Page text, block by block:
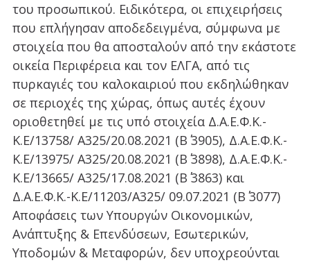
του προσωπικού. Ειδικότερα, οι επιχειρήσεις
που επλήγησαν αποδεδειγμένα, σύμφωνα με
στοιχεία που θα αποσταλούν από την εκάστοτε
οικεία Περιφέρεια και τον ΕΛΓΑ, από τις
πυρκαγιές του καλοκαιριού που εκδηλώθηκαν
σε περιοχές της χώρας, όπως αυτές έχουν
οριοθετηθεί με τις υπό στοιχεία Δ.Α.Ε.Φ.Κ.-
Κ.Ε/13758/ Α325/20.08.2021 (Β΄ 3905), Δ.Α.Ε.Φ.Κ.-
Κ.Ε/13975/ Α325/20.08.2021 (Β΄ 3898), Δ.Α.Ε.Φ.Κ.-
Κ.Ε/13665/ Α325/17.08.2021 (Β΄ 3863) και
Δ.Α.Ε.Φ.Κ.-Κ.Ε/11203/Α325/ 09.07.2021 (Β΄ 3077)
Αποφάσεις των Υπουργών Οικονομικών,
Ανάπτυξης & Επενδύσεων, Εσωτερικών,
Υποδομών & Μεταφορών, δεν υποχρεούνται